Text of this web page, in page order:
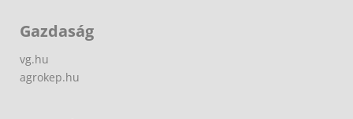
Gazdaság
vg.hu
agrokep.hu